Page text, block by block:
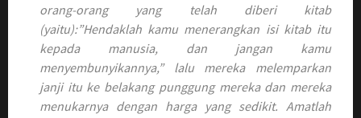
orang-orang yang telah diberi kitab
(yaitu):”Hendaklah kamu menerangkan isi kitab itu
kepada manusia, dan jangan kamu
menyembunyikannya,” lalu mereka melemparkan
janji itu ke belakang punggung mereka dan mereka
menukarnya dengan harga yang sedikit. Amatlah